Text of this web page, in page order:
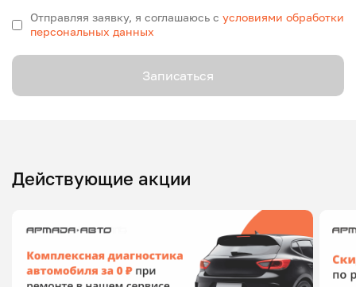
Отправляя заявку, я соглашаюсь с условиями обработки
персональных данных
Записаться
Действующие акции